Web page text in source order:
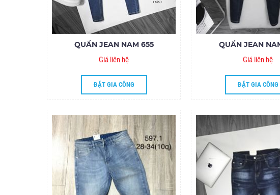
QUẦN JEAN NAM 655
Giá liên hệ
ĐẶT GIA CÔNG
QUẦN JEAN
Giá liên hệ
ĐẶT GIA CÔNG